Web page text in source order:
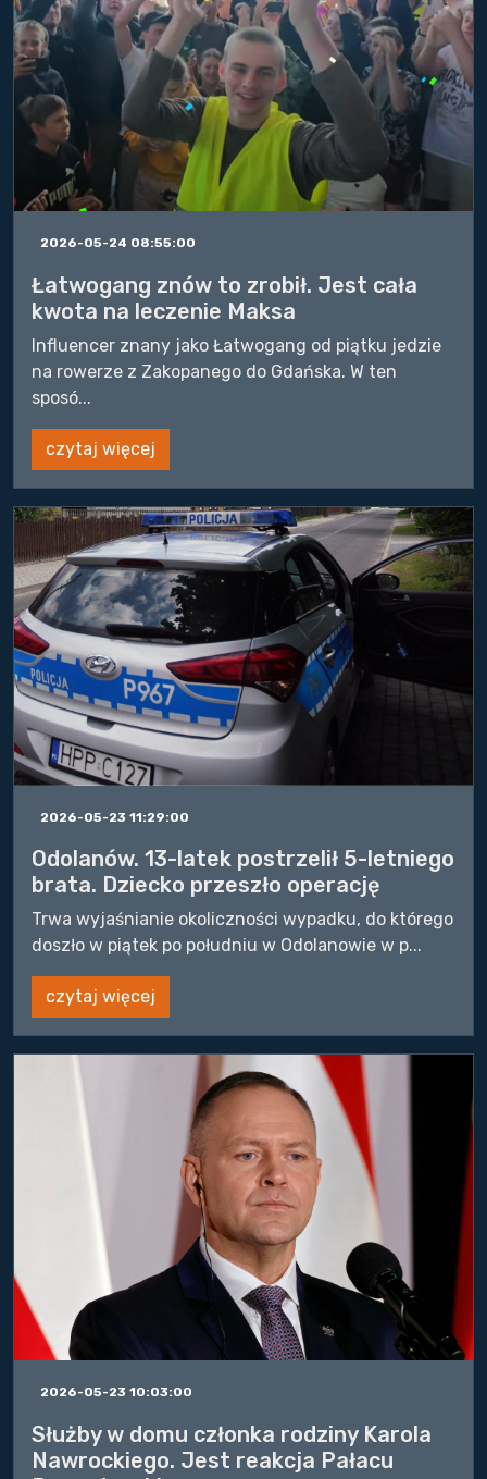
2026-05-24 08:55:00
Łatwogang znów to zrobił. Jest cała
kwota na leczenie Maksa
Influencer znany jako Łatwogang od piątku jedzie
na rowerze z Zakopanego do Gdańska. W ten
sposó...
czytaj więcej
2026-05-23 11:29:00
Odolanów. 13-latek postrzelił 5-letniego
brata. Dziecko przeszło operację
Trwa wyjaśnianie okoliczności wypadku, do którego
doszło w piątek po południu w Odolanowie w p...
czytaj więcej
2026-05-23 10:03:00
Służby w domu członka rodziny Karola
Nawrockiego. Jest reakcja Pałacu